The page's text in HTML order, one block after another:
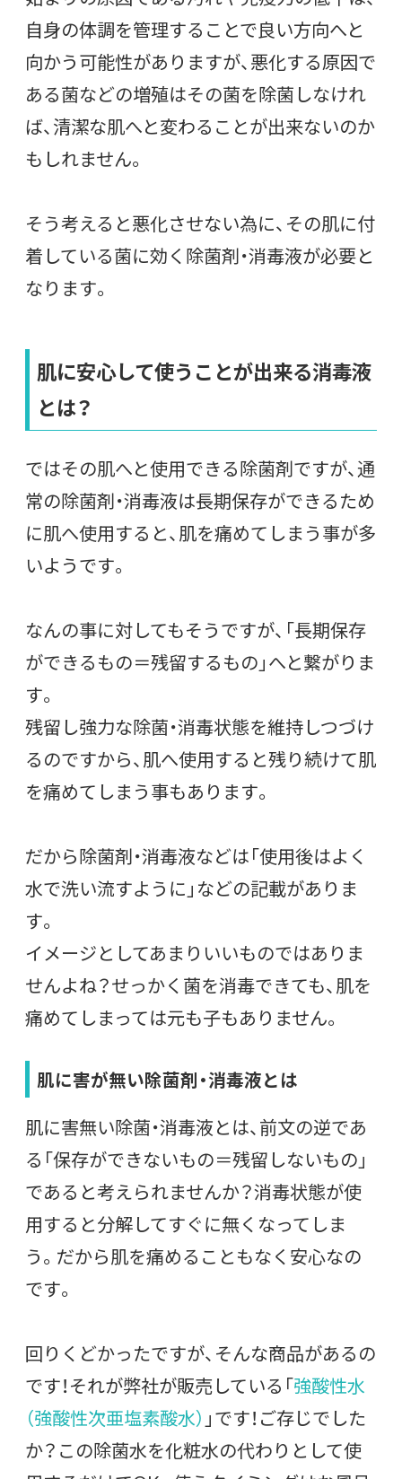
自身の体調を管理することで良い方向へと
向かう可能性がありますが、悪化する原因で
ある菌などの増殖はその菌を除菌しなけれ
ば、清潔な肌へと変わることが出来ないのか
もしれません。
そう考えると悪化させない為に、その肌に付
着している菌に効く除菌剤・消毒液が必要と
なります。
肌に安心して使うことが出来る消毒液
とは？
ではその肌へと使用できる除菌剤ですが、通
常の除菌剤・消毒液は長期保存ができるため
に肌へ使用すると、肌を痛めてしまう事が多
いようです。
なんの事に対してもそうですが、「長期保存
ができるもの＝残留するもの」へと繋がりま
す。
残留し強力な除菌・消毒状態を維持しつづけ
るのですから、肌へ使用すると残り続けて肌
を痛めてしまう事もあります。
だから除菌剤・消毒液などは「使用後はよく
水で洗い流すように」などの記載がありま
す。
イメージとしてあまりいいものではありま
せんよね？せっかく菌を消毒できても、肌を
痛めてしまっては元も子もありません。
肌に害が無い除菌剤・消毒液とは
肌に害無い除菌・消毒液とは、前文の逆であ
る「保存ができないもの＝残留しないもの」
であると考えられませんか？消毒状態が使
用すると分解してすぐに無くなってしま
う。だから肌を痛めることもなく安心なの
です。
回りくどかったですが、そんな商品があるの
です！それが弊社が販売している「強酸性水
（強酸性次亜塩素酸水） 」です！ご存じでした
か？この除菌水を化粧水の代わりとして使